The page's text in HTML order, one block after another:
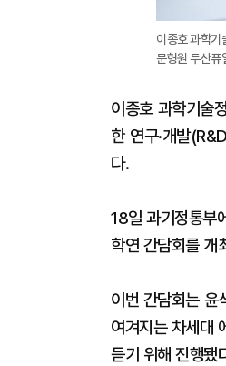
이종호 과학기
문형원 두산퓨
이종호 과학기술
한 연구·개발
다.
18일 과기정통부
학연 간담회를 개
이번 간담회는
여겨지는 차세대
듣기 위해 진행됐